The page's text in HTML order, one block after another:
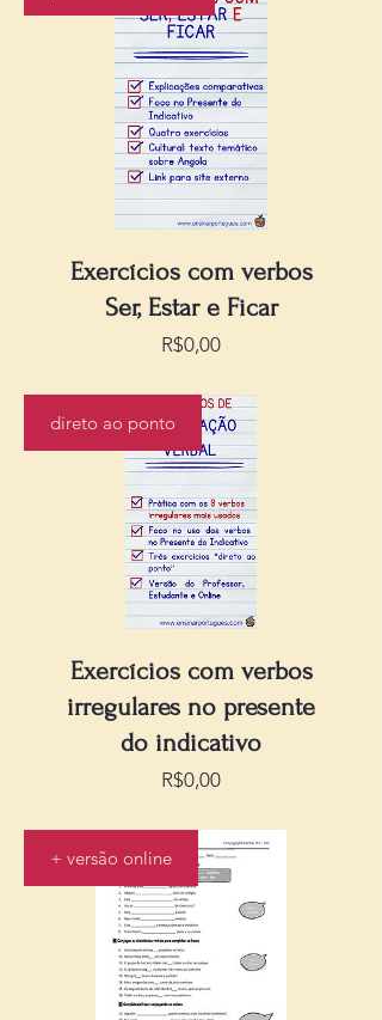
Exercícios com verbos
Ser, Estar e Ficar
R$0,00Preço
direto ao ponto
Exercícios com verbos
irregulares no presente
do indicativo
R$0,00Preço
+ versão online